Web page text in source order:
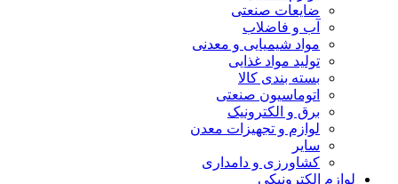
ضایعات صنعتی
آب و فاضلاب
مواد شیمیایی و معدنی
تولید مواد غذایی
بسته بندی کالا
اتوماسیون صنعتی
برق و الکترونیک
لوازم و تجهیزات معدن
سایر
کشاورزی و دامداری
لوازم الکترونیکی